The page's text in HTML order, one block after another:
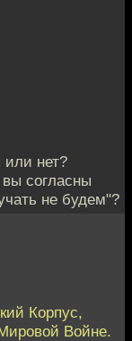
или нет?
согласны
не будем"?
Корпус,
Войне.